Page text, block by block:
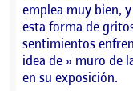
emplea muy bien,
esta forma de
sentimientos
idea de » muro de
en su exposición.